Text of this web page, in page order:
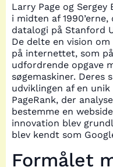
Larry Page og
i midten af
datalogi på Stanford
De delte en vision
på internettet, som
udfordrende opgave
søgemaskiner. Deres
udviklingen af en
PageRank, der
bestemme en
innovation blev
blev kendt som
Formålet